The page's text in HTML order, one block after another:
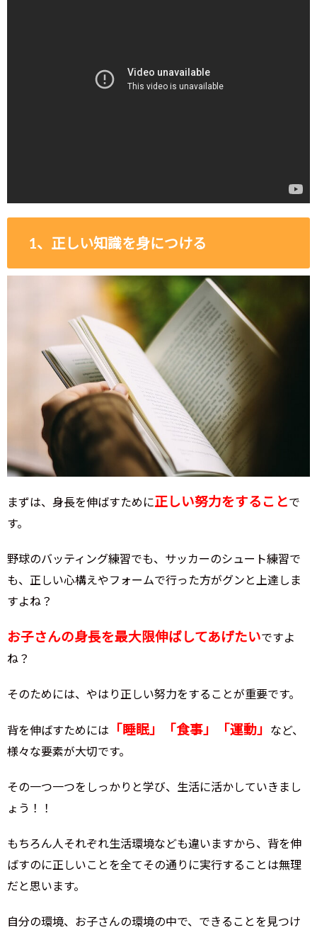
1、正しい知識を身につける
まずは、身長を伸ばすために正しい努力をすることで
す。
野球のバッティング練習でも、サッカーのシュート練習で
も、正しい心構えやフォームで行った方がグンと上達しま
すよね？
お子さんの身長を最大限伸ばしてあげたいですよ
ね？
そのためには、やはり正しい努力をすることが重要です。
背を伸ばすためには 「睡眠」「食事」「運動」
など、
様々な要素が大切です。
その一つ一つをしっかりと学び、生活に活かしていきまし
ょう！！
もちろん人それぞれ生活環境なども違いますから、背を伸
ばすのに正しいことを全てその通りに実行することは無理
だと思います。
自分の環境、お子さんの環境の中で、できることを見つけ